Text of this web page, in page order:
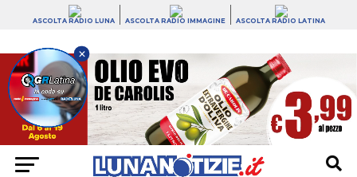
ASCOLTA RADIO LUNA ASCOLTA RADIO IMMAGINE ASCOLTA RADIO LATINA
×